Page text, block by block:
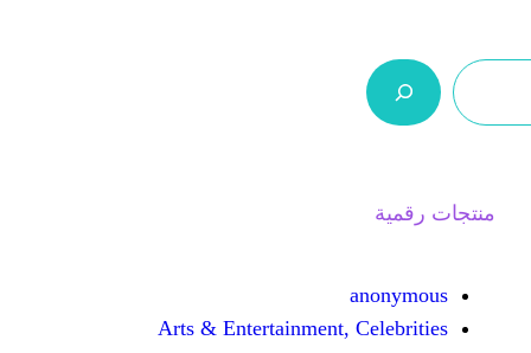
Arts & Entertainment,